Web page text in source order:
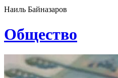
Наиль Байназаров
Общество